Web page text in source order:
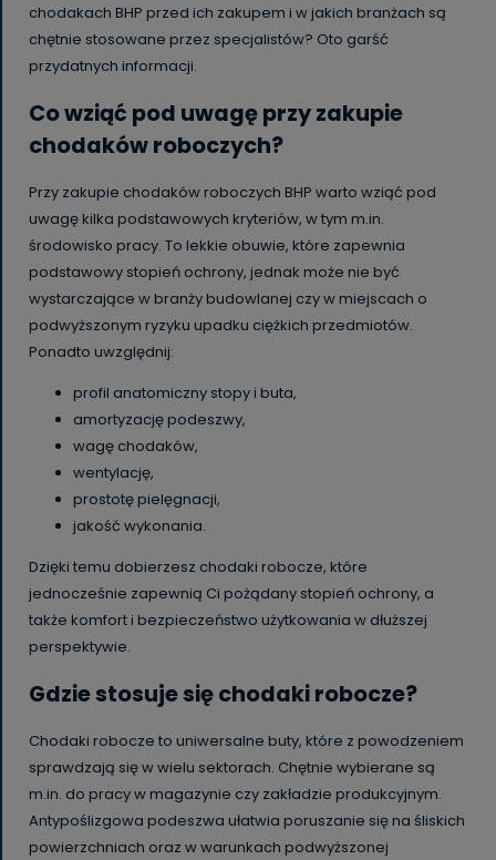
chodakach BHP przed ich zakupem i w jakich branżach są
chętnie stosowane przez specjalistów? Oto garść
przydatnych informacji.
Co wziąć pod uwagę przy zakupie
chodaków roboczych?
Przy zakupie chodaków roboczych BHP warto wziąć pod
uwagę kilka podstawowych kryteriów, w tym m.in.
środowisko pracy. To lekkie obuwie, które zapewnia
podstawowy stopień ochrony, jednak może nie być
wystarczające w branży budowlanej czy w miejscach o
podwyższonym ryzyku upadku ciężkich przedmiotów.
Ponadto uwzględnij:
profil anatomiczny stopy i buta,
amortyzację podeszwy,
wagę chodaków,
wentylację,
prostotę pielęgnacji,
jakość wykonania.
Dzięki temu dobierzesz chodaki robocze, które
jednocześnie zapewnią Ci pożądany stopień ochrony, a
także komfort i bezpieczeństwo użytkowania w dłuższej
perspektywie.
Gdzie stosuje się chodaki robocze?
Chodaki robocze to uniwersalne buty, które z powodzeniem
sprawdzają się w wielu sektorach. Chętnie wybierane są
m.in. do pracy w magazynie czy zakładzie produkcyjnym.
Antypoślizgowa podeszwa ułatwia poruszanie się na śliskich
powierzchniach oraz w warunkach podwyższonej